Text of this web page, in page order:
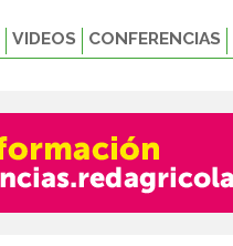
VIDEOS CONFERENCIAS